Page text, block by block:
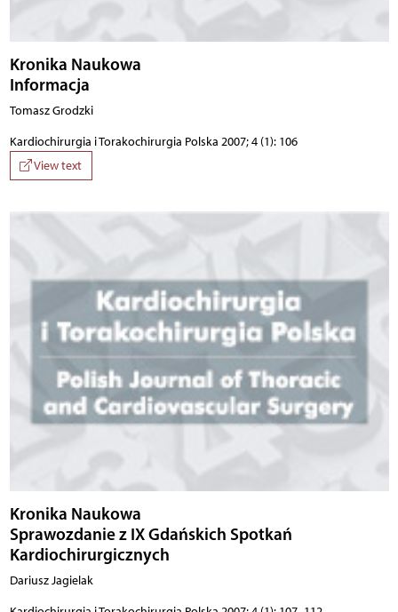
Kronika Naukowa
Informacja
Tomasz Grodzki
Kardiochirurgia i Torakochirurgia Polska 2007; 4 (1): 106
View text
Kronika Naukowa
Sprawozdanie z IX Gdańskich Spotkań
Kardiochirurgicznych
Dariusz Jagielak